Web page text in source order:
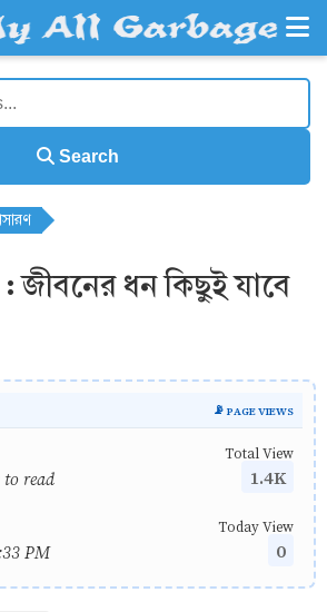
Search
জীবনের ধন কিছুই যাবে
📡 PAGE VIEWS
read
Total View
1.4K
PM
Today View
0